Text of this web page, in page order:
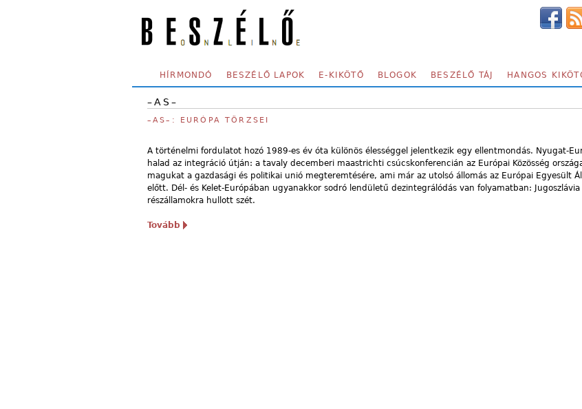
SECONDARY MENU
HÍRMONDÓ BESZÉLŐ LAPOK E-KIKÖTŐ BLOGOK BESZÉLŐ TÁJ HANGOS
–AS–
–AS–: EURÓPA TÖRZSEI
A történelmi fordulatot hozó 1989-es év óta különös élességgel jelentkezik egy ellentmondás. Nyugat-
halad az integráció útján: a tavaly decemberi maastrichti csúcskonferencián az Európai Közösség
magukat a gazdasági és politikai unió megteremtésére, ami már az utolsó állomás az Európai Egyesült
előtt. Dél- és Kelet-Európában ugyanakkor sodró lendületű dezintegrálódás van folyamatban: Jugoszlávia
részállamokra hullott szét.
Tovább